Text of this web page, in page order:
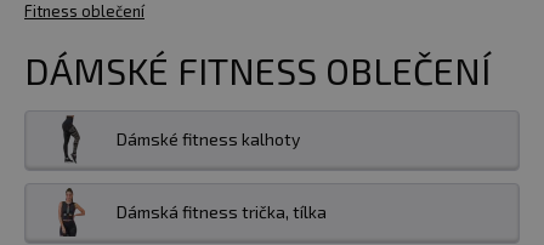
Fitness oblečení
DÁMSKÉ FITNESS OBLEČENÍ
Dámské fitness kalhoty
Dámská fitness trička, tílka